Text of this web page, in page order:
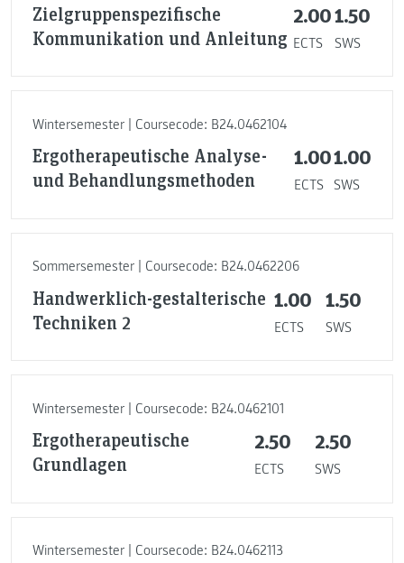
Zielgruppenspezifische
Kommunikation und Anleitung
2.00
ECTS
1.50
SWS
Wintersemester | Coursecode: B24.0462104
Ergotherapeutische Analyse-
und Behandlungsmethoden
1.00
ECTS
1.00
SWS
Sommersemester | Coursecode: B24.0462206
Handwerklich-gestalterische
Techniken 2
1.00
ECTS
1.50
SWS
Wintersemester | Coursecode: B24.0462101
Ergotherapeutische
Grundlagen
2.50
ECTS
2.50
SWS
Wintersemester | Coursecode: B24.0462113